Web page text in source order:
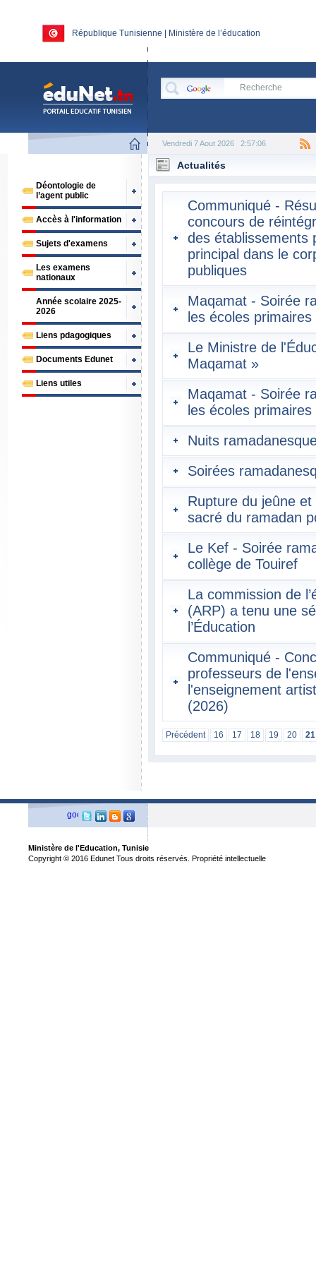
République Tunisienne | Ministère de l’éducation
Vendredi 7 Aout 2026 2:57:06
Déontologie de
l’agent public
Accès à l'information
Sujets d'examens
Les examens
nationaux
Année scolaire 2025-
2026
Liens pdagogiques
Documents Edunet
Liens utiles
Actualités
Communiqué -
concours de
des établissements
principal dans le
publiques
Maqamat - Soirée
les écoles
Le Ministre de
Maqamat »
Maqamat - Soirée
les écoles primaires
Nuits
Soirées
Rupture du jeûne
sacré du ramadan
Le Kef - Soirée
collège de Touiref
La commission de
(ARP) a tenu une
l’Éducation
Communiqué -
professeurs de
l'enseignement
(2026)
Précédent 16 17 18 19 20 21
Ministère de l'Education, Tunisie
Copyright © 2016 Edunet Tous droits réservés. Propriété intellectuelle